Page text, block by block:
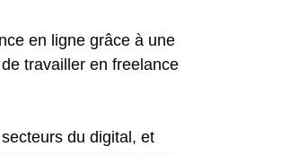
en ligne grâce à une
travailler en freelance
du digital, et